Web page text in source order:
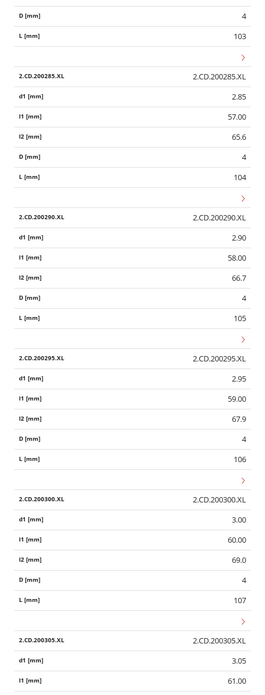
4
103
2.CD.200285.XL
2.85
57.00
65.6
4
104
2.CD.200290.XL
2.90
58.00
66.7
4
105
2.CD.200295.XL
2.95
59.00
67.9
4
106
2.CD.200300.XL
3.00
60.00
69.0
4
107
2.CD.200305.XL
3.05
61.00